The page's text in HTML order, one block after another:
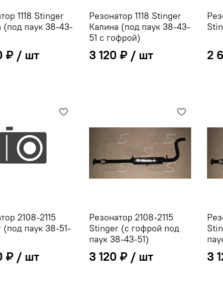
1118 Stinger
(под паук 38-43-
₽
Резонатор 1118 Stinger
Калина (под паук 38-43-
51 с гофрой)
3 120 ₽ 2
2108-2115
паук 38-51-
₽
Резонатор 2108-2115
Stinger (с гофрой под
паук 38-43-51)
3 120 ₽ 3